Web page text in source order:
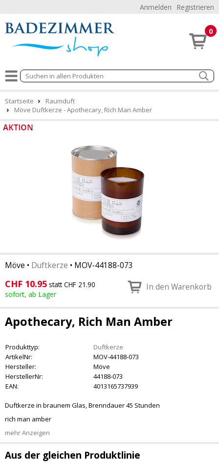
Anmelden Registrieren
0
Startseite
Raumduft
Möve Duftkerze - Apothecary, Rich Man Amber
Möve • Duftkerze • MOV-44188-073
CHF 10.95 statt CHF 21.90
sofort, ab Lager
In den Warenkorb
Apothecary, Rich Man Amber
Produkttyp:
Duftkerze
ArtikelNr:
MOV-44188-073
Hersteller:
Möve
HerstellerNr:
44188-073
EAN:
4013165737939
Duftkerze in braunem Glas, Brenndauer 45 Stunden
rich man amber
mehr Anzeigen
Aus der gleichen Produktlinie